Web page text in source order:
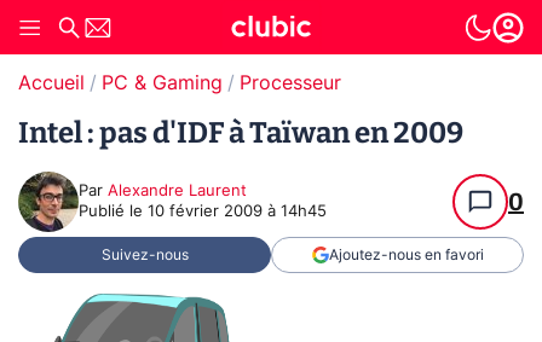
Accueil PC & Gaming Processeur
Intel : pas d'IDF à Taïwan en 2009
Par Alexandre Laurent
Publié le 10 février 2009 à 14h45 0
Suivez-nous Ajoutez-nous en favori